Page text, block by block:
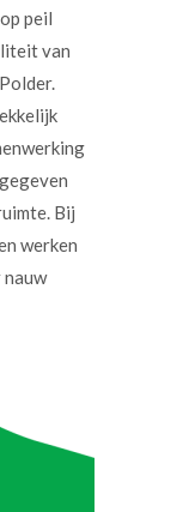
peil
van
Bij
werken
nauw